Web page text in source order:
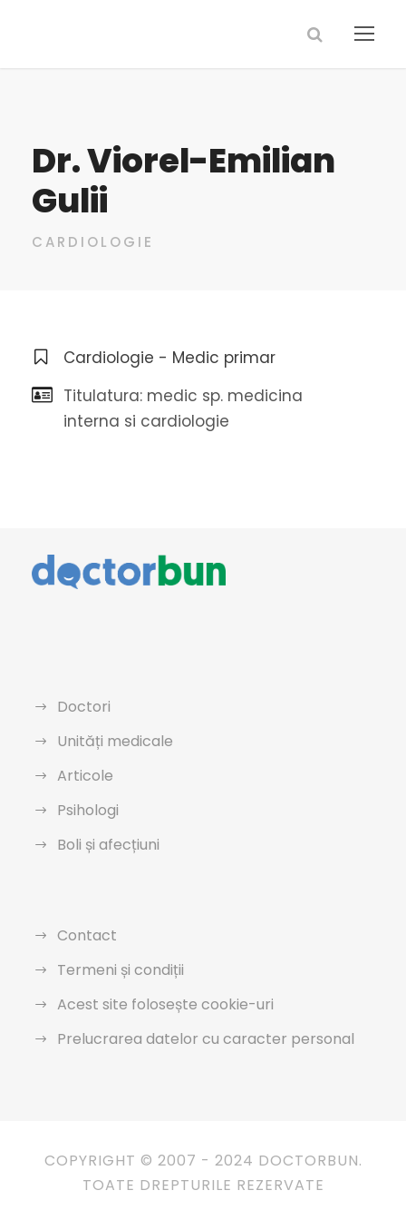
Dr. Viorel-Emilian
Gulii
CARDIOLOGIE
Cardiologie - Medic primar
Titulatura: medic sp. medicina
interna si cardiologie
Doctori
Unități medicale
Articole
Psihologi
Boli și afecțiuni
Contact
Termeni și condiții
Acest site folosește cookie-uri
Prelucrarea datelor cu caracter personal
COPYRIGHT © 2007 - 2024 DOCTORBUN.
TOATE DREPTURILE REZERVATE